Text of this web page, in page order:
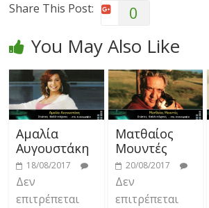
Share This Post: 0
You May Also Like
Αμαλία
Αυγουστάκη
18/08/2017
Δεν
επιτρέπεται
Ματθαίος
Μουντές
20/08/2017
Δεν
επιτρέπεται